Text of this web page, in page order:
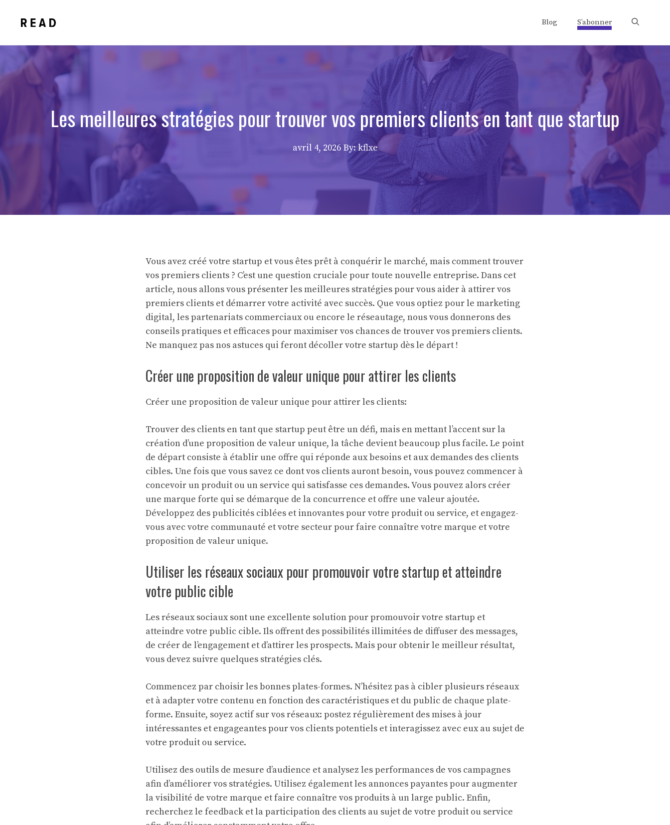
Blog S’abonner
Les meilleures stratégies pour trouver vos premiers clients en tant que startup
avril 4, 2026 By: kflxe
Vous avez créé votre startup et vous êtes prêt à conquérir le marché, mais comment trouver
vos premiers clients ? C’est une question cruciale pour toute nouvelle entreprise. Dans cet
article, nous allons vous présenter les meilleures stratégies pour vous aider à attirer vos
premiers clients et démarrer votre activité avec succès. Que vous optiez pour le marketing
digital, les partenariats commerciaux ou encore le réseautage, nous vous donnerons des
conseils pratiques et efficaces pour maximiser vos chances de trouver vos premiers clients.
Ne manquez pas nos astuces qui feront décoller votre startup dès le départ !
Créer une proposition de valeur unique pour attirer les clients
Créer une proposition de valeur unique pour attirer les clients:
Trouver des clients en tant que startup peut être un défi, mais en mettant l’accent sur la
création d’une proposition de valeur unique, la tâche devient beaucoup plus facile. Le point
de départ consiste à établir une offre qui réponde aux besoins et aux demandes des clients
cibles. Une fois que vous savez ce dont vos clients auront besoin, vous pouvez commencer à
concevoir un produit ou un service qui satisfasse ces demandes. Vous pouvez alors créer
une marque forte qui se démarque de la concurrence et offre une valeur ajoutée.
Développez des publicités ciblées et innovantes pour votre produit ou service, et engagez-
vous avec votre communauté et votre secteur pour faire connaître votre marque et votre
proposition de valeur unique.
Utiliser les réseaux sociaux pour promouvoir votre startup et atteindre
votre public cible
Les réseaux sociaux sont une excellente solution pour promouvoir votre startup et
atteindre votre public cible. Ils offrent des possibilités illimitées de diffuser des messages,
de créer de l’engagement et d’attirer les prospects. Mais pour obtenir le meilleur résultat,
vous devez suivre quelques stratégies clés.
Commencez par choisir les bonnes plates-formes. N’hésitez pas à cibler plusieurs réseaux
et à adapter votre contenu en fonction des caractéristiques et du public de chaque plate-
forme. Ensuite, soyez actif sur vos réseaux: postez régulièrement des mises à jour
intéressantes et engageantes pour vos clients potentiels et interagissez avec eux au sujet de
votre produit ou service.
Utilisez des outils de mesure d’audience et analysez les performances de vos campagnes
afin d’améliorer vos stratégies. Utilisez également les annonces payantes pour augmenter
la visibilité de votre marque et faire connaître vos produits à un large public. Enfin,
recherchez le feedback et la participation des clients au sujet de votre produit ou service